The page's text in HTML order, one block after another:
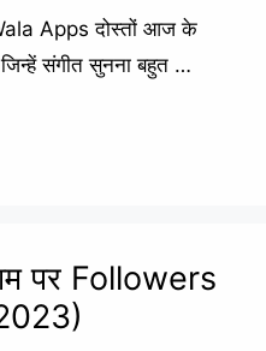
Apps दोस्तों आज के
संगीत सुनना बहुत …
पर Followers